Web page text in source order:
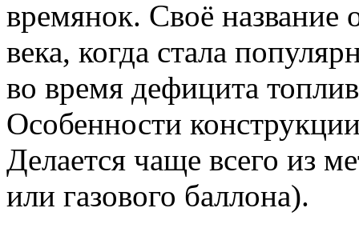
времянок. Своё название
века, когда стала
во время дефицита
Особенности
Делается чаще всего из
или газового баллона).